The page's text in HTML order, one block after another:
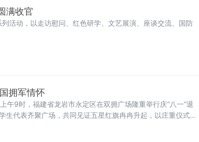
满收官
活动，以走访慰问、红色研学、文艺展演、座谈交流、国防
拥军情怀
9时，福建省龙岩市永定区在双拥广场隆重举行庆“八一”退
代表齐聚广场，共同见证五星红旗冉冉升起，以庄重仪式致